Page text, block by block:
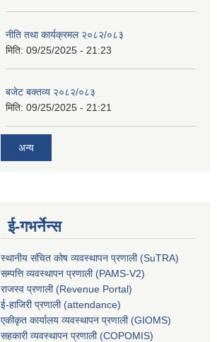
नीति तथा कार्यक्रमल २०८२/०८३
मिति: 09/25/2025 - 21:23
बजेट बक्तव्य २०८२/०८३
मिति: 09/25/2025 - 21:21
अन्य
ई-गभर्नेन्स
स्थानीय संचित कोष व्यवस्थापन प्रणाली (SuTRA)
सम्पत्ति व्यवस्थापन प्रणाली (PAMS-V2)
राजस्व प्रणाली (Revenue Portal)
ई-हाजिरी प्रणाली (attendance)
एकीकृत कार्यालय व्यवस्थापन प्रणाली (GIOMS)
सहकारी व्यवस्थापन प्रणाली (COPOMIS)